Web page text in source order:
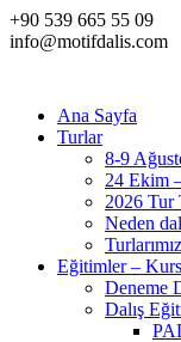
+90 539 665 55 09
info@motifdalis.com
Ana Sayfa
Turlar
8-9
24 Ekim
2026 Tur
Neden
Eğitimler –
Deneme
Dalış